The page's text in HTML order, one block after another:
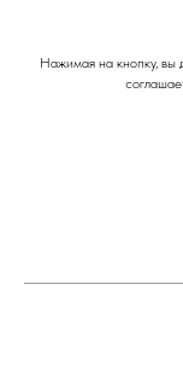
Нажимая на кнопку, вы